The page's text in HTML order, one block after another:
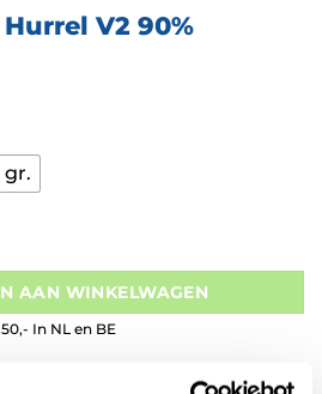
V2 90%
gr.
AAN WINKELWAGEN
In NL en BE